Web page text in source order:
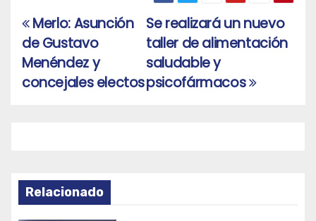
Navegación
de
entradas
Se realizará un nuevo
taller de alimentación
saludable y
psicofármacos
Merlo: Asunción
de Gustavo
Menéndez y
concejales electos
Relacionado